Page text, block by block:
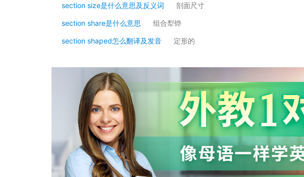
section size是什么意思及反义词 剖面尺寸
section share是什么意思 组合犁铧
section shaped怎么翻译及发音 定形的